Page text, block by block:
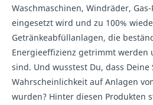
Waschmaschinen, Windräder,
eingesetzt wird und zu 100%
Getränkeabfüllanlagen, die
Energieeffizienz getrimmt werden
sind. Und wusstest Du, dass
Wahrscheinlichkeit auf Anlagen
wurden? Hinter diesen Produkten